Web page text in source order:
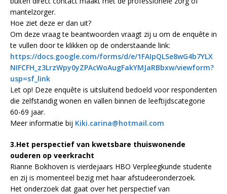
mantelzorger.
Hoe ziet deze er dan uit?
Om deze vraag te beantwoorden vraagt zij u om de enquête in
te vullen door te klikken op de onderstaande link:
https://docs.google.com/forms/d/e/1FAIpQLSe8wG4b7YLX
NIFCFH_z3LrzWpy0yZPAcWoAugFakYMJaRBbxw/viewform?
usp=sf_link
Let op! Deze enquête is uitsluitend bedoeld voor respondenten
die zelfstandig wonen en vallen binnen de leeftijdscategorie
60-69 jaar.
Meer informatie bij Kiki.carina@hotmail.com
3.Het perspectief van kwetsbare thuiswonende
ouderen op veerkracht
Rianne Bokhoven is vierdejaars HBO Verpleegkunde studente
en zij is momenteel bezig met haar afstudeeronderzoek.
Het onderzoek dat gaat over het perspectief van